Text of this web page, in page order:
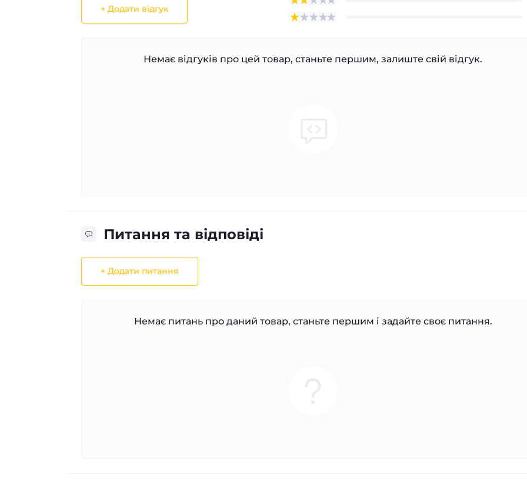
+ Додати відгук
Немає відгуків про цей товар, станьте першим, залиште свій відгук.
Питання та відповіді
+ Додати питання
Немає питань про даний товар, станьте першим і задайте своє питання.